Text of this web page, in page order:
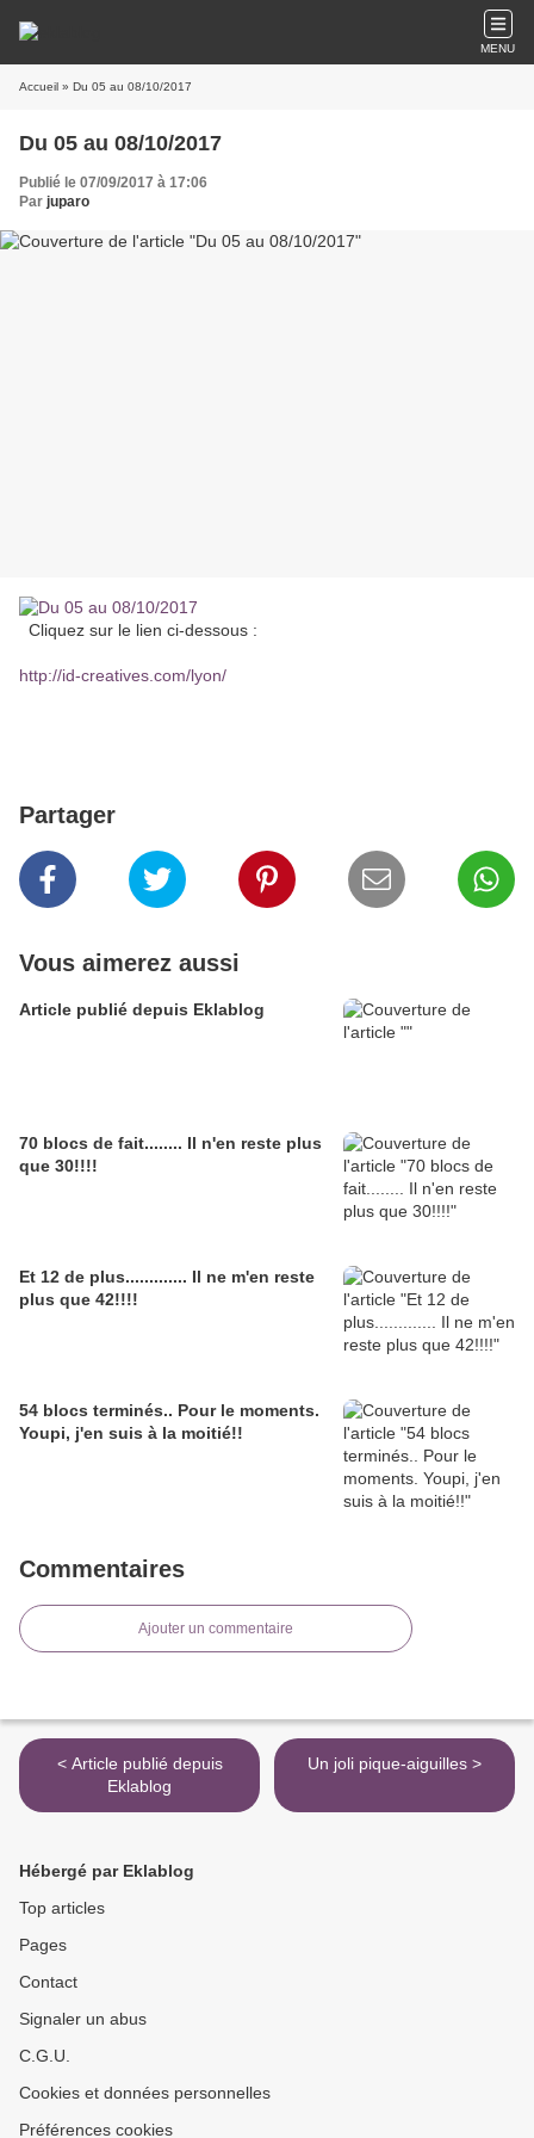
MENU
Accueil » Du 05 au 08/10/2017
Du 05 au 08/10/2017
Publié le 07/09/2017 à 17:06
Par juparo
Cliquez sur le lien ci-dessous :
http://id-creatives.com/lyon/
Partager
Vous aimerez aussi
Article publié depuis Eklablog
70 blocs de fait........ Il n'en reste plus
que 30!!!!
Et 12 de plus............. Il ne m'en reste
plus que 42!!!!
54 blocs terminés.. Pour le moments.
Youpi, j'en suis à la moitié!!
Commentaires
Ajouter un commentaire
< Article publié depuis
Eklablog
Un joli pique-aiguilles >
Hébergé par Eklablog
Top articles
Pages
Contact
Signaler un abus
C.G.U.
Cookies et données personnelles
Préférences cookies